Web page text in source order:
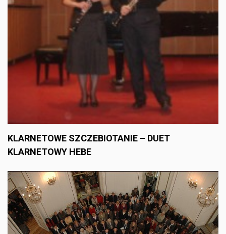
KLARNETOWE SZCZEBIOTANIE – DUET
KLARNETOWY HEBE